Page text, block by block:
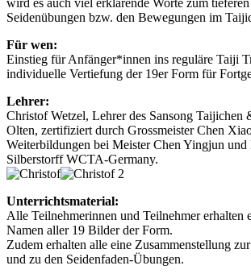
Seidenübungen bzw. den Bewegungen im
Für wen:
Einstieg für Anfänger*innen ins reguläre Taiji
individuelle Vertiefung der 19er Form für
Lehrer:
Christof Wetzel, Lehrer des Sansong Taijichen
Olten, zertifiziert durch Grossmeister Chen
Weiterbildungen bei Meister Chen Yingjun und
Silberstorff WCTA-Germany.
Unterrichtsmaterial:
Alle Teilnehmerinnen und Teilnehmer erhalten
Namen aller 19 Bilder der Form.
Zudem erhalten alle eine Zusammenstellung
und zu den Seidenfaden-Übungen.